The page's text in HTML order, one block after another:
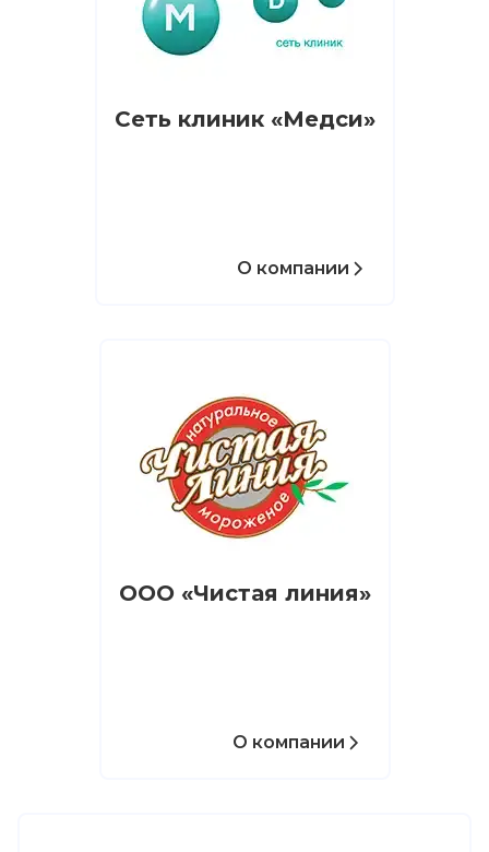
Сеть клиник «Медси»
О компании
ООО «Чистая линия»
О компании